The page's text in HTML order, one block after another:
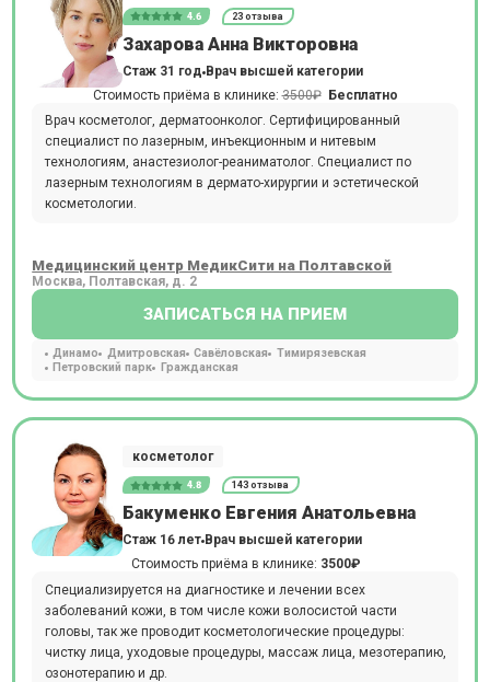
4.6 23 отзыва
Захарова Анна Викторовна
Стаж 31 год Врач высшей категории
Стоимость приёма в клинике:3500₽ Бесплатно
Врач косметолог, дерматоонколог. Сертифицированный
специалист по лазерным, инъекционным и нитевым
технологиям, анастезиолог-реаниматолог. Специалист по
лазерным технологиям в дермато-хирургии и эстетической
косметологии.
Медицинский центр МедикСити на Полтавской
Москва, Полтавская, д. 2
ЗАПИСАТЬСЯ НА ПРИЕМ
Динамо Дмитровская Савёловская
Тимирязевская
Петровский парк
Гражданская
косметолог
4.8 143 отзыва
Бакуменко Евгения Анатольевна
Стаж 16 лет Врач высшей категории
Стоимость приёма в клинике: 3500₽
Специализируется на диагностике и лечении всех
заболеваний кожи, в том числе кожи волосистой части
головы, так же проводит косметологические процедуры:
чистку лица, уходовые процедуры, массаж лица, мезотерапию,
озонотерапию и др.